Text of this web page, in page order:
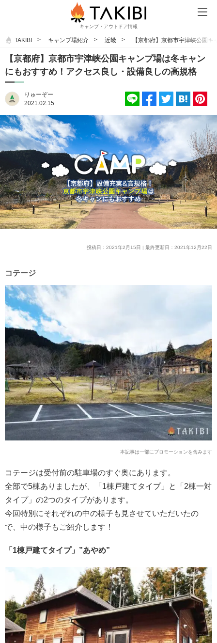
キャンプ・アウトドア情報
TAKIBI キャンプ場紹介 近畿 【京都府】京都市宇津峡公園
【京都府】京都市宇津峡公園キャンプ場は冬キャン
にもおすすめ！アクセス良し・設備良しの高規格
りゅーぞー
2021.02.15
投稿日：2021年2月15日 | 最終更新日：2021年12月22日
コテージ
本記事は一部にプロモーションを含みます
コテージは受付前の駐車場のすぐ奥にあります。
全部で5棟ありましたが、「1棟戸建てタイプ」と「2棟一対
タイプ」の2つのタイプがあります。
今回特別にそれぞれの中の様子も見させていただいたの
で、中の様子もご紹介します！
「1棟戸建てタイプ」”あやめ”